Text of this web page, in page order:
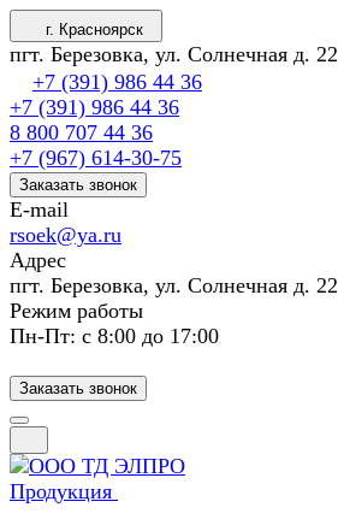
г. Красноярск
пгт. Березовка, ул. Солнечная д. 22
+7 (391) 986 44 36
+7 (391) 986 44 36
8 800 707 44 36
+7 (967) 614-30-75
Заказать звонок
E-mail
rsoek@ya.ru
Адрес
пгт. Березовка, ул. Солнечная д. 22
Режим работы
Пн-Пт: с 8:00 до 17:00
Заказать звонок
Продукция